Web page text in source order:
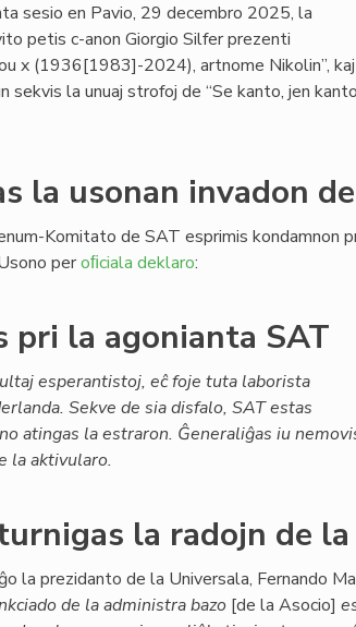
sesio en Pavio, 29 decembro 2025, la
petis c-anon Giorgio Silfer prezenti
x (1936[1983]-2024), artnome Nikolin”,
sekvis la unuaj strofoj de “Se kanto, jen
la usonan invadon
Komitato de SAT esprimis kondamnon
peroﬁciala deklaro:
pri la agonianta SAT
esperantistoj, eĉ foje tuta laborista
Sekve de sia disfalo, SAT estas
atingas la estraron. Ĝeneraliĝas iu
la aktivularo.
la radojn de
la prezidanto de la Universala, Fernando
de la administra bazo [de la Asocio]